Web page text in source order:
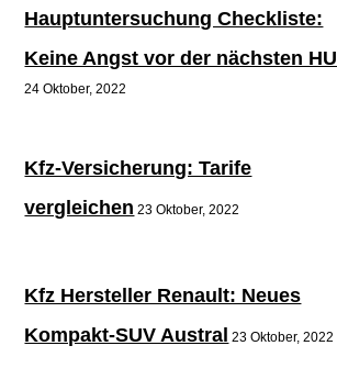
Hauptuntersuchung Checkliste:
Keine Angst vor der nächsten HU
24 Oktober, 2022
Kfz-Versicherung: Tarife
vergleichen 23 Oktober, 2022
Kfz Hersteller Renault: Neues
Kompakt-SUV Austral 23 Oktober, 2022